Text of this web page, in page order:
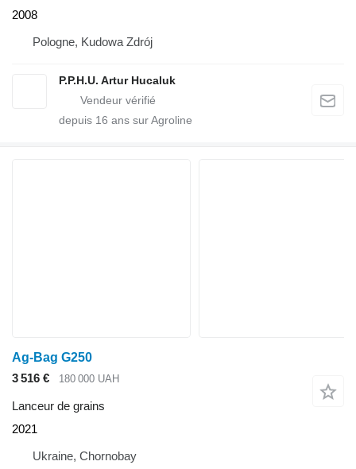
2008
Pologne, Kudowa Zdrój
P.P.H.U. Artur Hucaluk
depuis 16 ans sur Agroline
Ag-Bag G250
3 516 €
180 000 UAH
Lanceur de grains
2021
Ukraine, Chornobay